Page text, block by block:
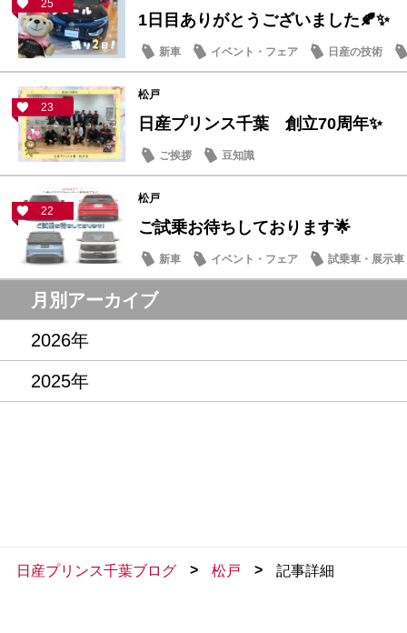
25
1日目ありがとうございました🍂✨
新車 イベント・フェア 日産の技術
23
松戸
日産プリンス千葉 創立70周年✨
ご挨拶 豆知識
22
松戸
ご試乗お待ちしております🌟
新車 イベント・フェア 試乗車・展示車
月別アーカイブ
2026年
2025年
日産プリンス千葉ブログ > 松戸 > 記事詳細